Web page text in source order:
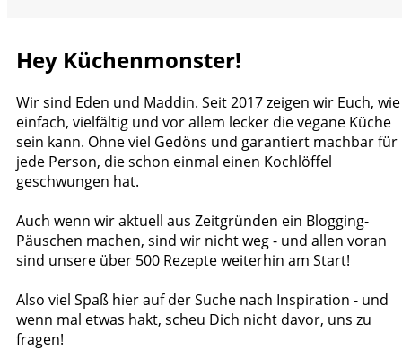
Hey Küchenmonster!
Wir sind Eden und Maddin. Seit 2017 zeigen wir Euch, wie
einfach, vielfältig und vor allem lecker die vegane Küche
sein kann. Ohne viel Gedöns und garantiert machbar für
jede Person, die schon einmal einen Kochlöffel
geschwungen hat.
Auch wenn wir aktuell aus Zeitgründen ein Blogging-
Päuschen machen, sind wir nicht weg - und allen voran
sind unsere über 500 Rezepte weiterhin am Start!
Also viel Spaß hier auf der Suche nach Inspiration - und
wenn mal etwas hakt, scheu Dich nicht davor, uns zu
fragen!